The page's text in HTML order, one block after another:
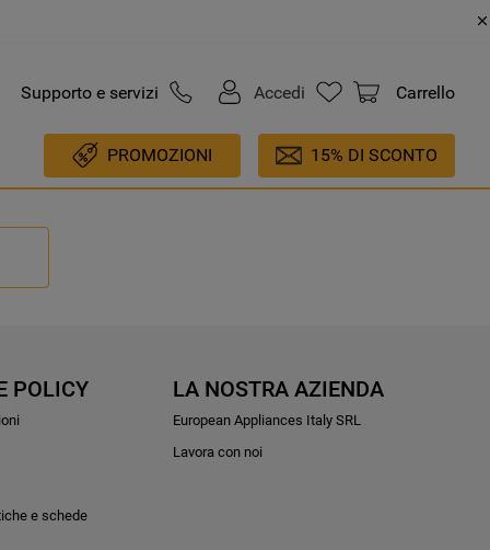
Supporto e servizi Accedi Carrello
PROMOZIONI 15% DI SCONTO
POLICY
e schede
LA NOSTRA AZIENDA
European Appliances Italy SRL
Lavora con noi